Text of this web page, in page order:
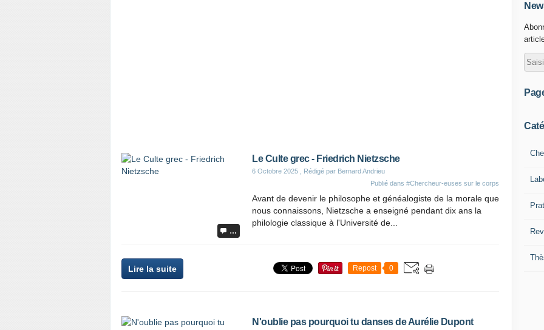
…
Le Culte grec - Friedrich Nietzsche
6 Octobre 2025 , Rédigé par Bernard Andrieu
Publié dans #Chercheur-euses sur le corps
Avant de devenir le philosophe et généalogiste de la morale que
nous connaissons, Nietzsche a enseigné pendant dix ans la
philologie classique à l'Université de...
Lire la suite Repost 0
N'oublie pas pourquoi tu danses de Aurélie Dupont